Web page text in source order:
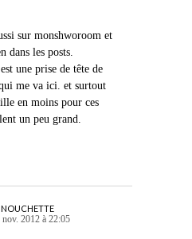
sur monshworoom et
dans les posts.
une prise de tête de
me va ici. et surtout
en moins pour ces
un peu grand.
nov. 2012 à 22:05